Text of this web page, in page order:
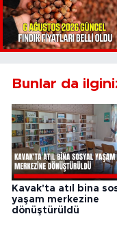
Bunlar da
Kavak'ta atıl bina
yaşam merkezine
dönüştürüldü